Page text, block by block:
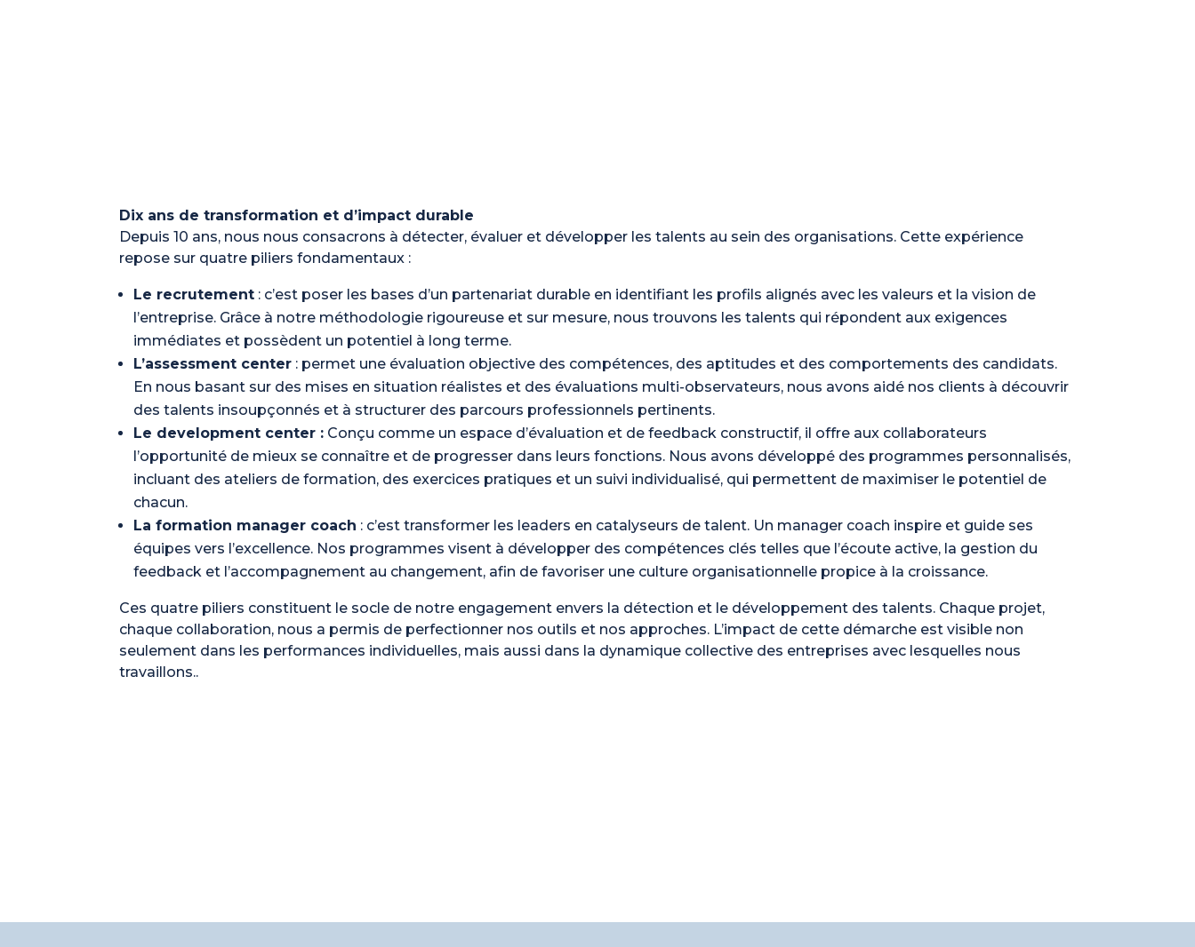
Dix ans de transformation et d’impact durable
Depuis 10 ans, nous nous consacrons à détecter, évaluer et développer les talents au sein des organisations. Cette expérience
repose sur quatre piliers fondamentaux :
Le recrutement : c’est poser les bases d’un partenariat durable en identifiant les profils alignés avec les valeurs et la vision de
l’entreprise. Grâce à notre méthodologie rigoureuse et sur mesure, nous trouvons les talents qui répondent aux exigences
immédiates et possèdent un potentiel à long terme.
L’assessment center : permet une évaluation objective des compétences, des aptitudes et des comportements des candidats.
En nous basant sur des mises en situation réalistes et des évaluations multi-observateurs, nous avons aidé nos clients à découvrir
des talents insoupçonnés et à structurer des parcours professionnels pertinents.
Le development center : Conçu comme un espace d’évaluation et de feedback constructif, il offre aux collaborateurs
l’opportunité de mieux se connaître et de progresser dans leurs fonctions. Nous avons développé des programmes personnalisés,
incluant des ateliers de formation, des exercices pratiques et un suivi individualisé, qui permettent de maximiser le potentiel de
chacun.
La formation manager coach : c’est transformer les leaders en catalyseurs de talent. Un manager coach inspire et guide ses
équipes vers l’excellence. Nos programmes visent à développer des compétences clés telles que l’écoute active, la gestion du
feedback et l’accompagnement au changement, afin de favoriser une culture organisationnelle propice à la croissance.
Ces quatre piliers constituent le socle de notre engagement envers la détection et le développement des talents. Chaque projet,
chaque collaboration, nous a permis de perfectionner nos outils et nos approches. L’impact de cette démarche est visible non
seulement dans les performances individuelles, mais aussi dans la dynamique collective des entreprises avec lesquelles nous
travaillons..